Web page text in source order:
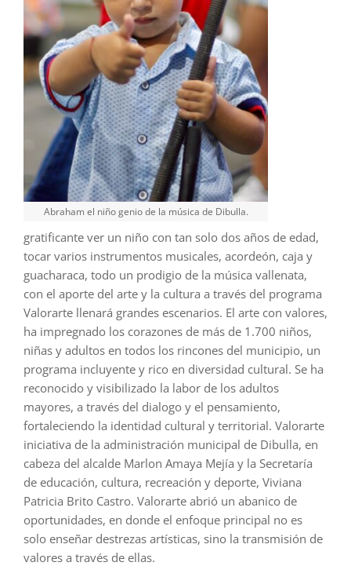
Abraham el niño genio de la música de Dibulla.
gratificante ver un niño con tan solo dos años de edad,
tocar varios instrumentos musicales, acordeón, caja y
guacharaca, todo un prodigio de la música vallenata,
con el aporte del arte y la cultura a través del programa
Valorarte llenará grandes escenarios. El arte con valores,
ha impregnado los corazones de más de 1.700 niños,
niñas y adultos en todos los rincones del municipio, un
programa incluyente y rico en diversidad cultural. Se ha
reconocido y visibilizado la labor de los adultos
mayores, a través del dialogo y el pensamiento,
fortaleciendo la identidad cultural y territorial. Valorarte
iniciativa de la administración municipal de Dibulla, en
cabeza del alcalde Marlon Amaya Mejía y la Secretaría
de educación, cultura, recreación y deporte, Viviana
Patricia Brito Castro. Valorarte abrió un abanico de
oportunidades, en donde el enfoque principal no es
solo enseñar destrezas artísticas, sino la transmisión de
valores a través de ellas.